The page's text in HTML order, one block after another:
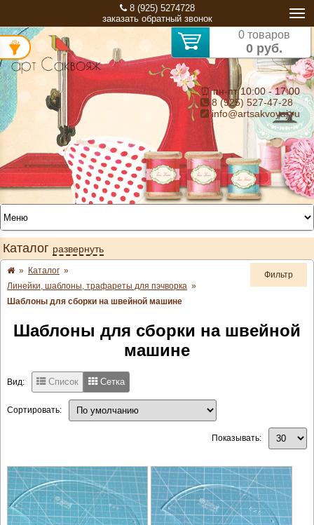
8 (925) 5274728
заказать обратный звонок
0 товаров
0 руб.
⏰ пн-пт 10:00 - 17:00
8 (925) 527-47-28
info@artsakvoyaj.ru
Каталог развернуть
Фильтр
» Каталог »
Линейки, шаблоны, трафареты для пэчворка »
Шаблоны для сборки на швейной машине
Шаблоны для сборки на швейной
машине
Вид: Список Сетка
Сортировать:
Показывать: